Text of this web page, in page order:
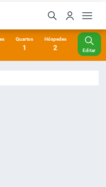
Quartos
1
Hóspedes
2 Editar